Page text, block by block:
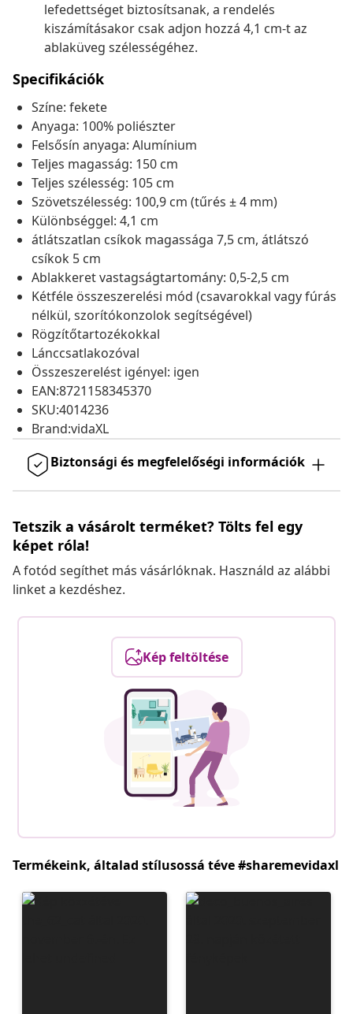
lefedettséget biztosítsanak, a rendelés
kiszámításakor csak adjon hozzá 4,1 cm-t az
ablaküveg szélességéhez.
Specifikációk
Színe: fekete
Anyaga: 100% poliészter
Felsősín anyaga: Alumínium
Teljes magasság: 150 cm
Teljes szélesség: 105 cm
Szövetszélesség: 100,9 cm (tűrés ± 4 mm)
Különbséggel: 4,1 cm
átlátszatlan csíkok magassága 7,5 cm, átlátszó
csíkok 5 cm
Ablakkeret vastagságtartomány: 0,5-2,5 cm
Kétféle összeszerelési mód (csavarokkal vagy fúrás
nélkül, szorítókonzolok segítségével)
Rögzítőtartozékokkal
Lánccsatlakozóval
Összeszerelést igényel: igen
EAN:8721158345370
SKU:4014236
Brand:vidaXL
Biztonsági és megfelelőségi információk
Tetszik a vásárolt terméket? Tölts fel egy
képet róla!
A fotód segíthet más vásárlóknak. Használd az alábbi
linket a kezdéshez.
Kép feltöltése
Termékeink, általad stílusossá téve #sharemevidaxl